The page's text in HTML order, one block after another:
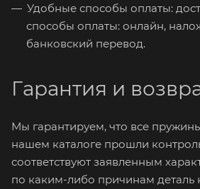
Удобные способы оплаты:
способы оплаты: онлайн,
банковский перевод.
Гарантия и
Мы гарантируем, что все
нашем каталоге прошли
соответствуют заявленным
по каким-либо причинам деталь